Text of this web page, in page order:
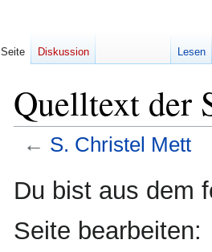
Quelltext der
← S. Christel Mett
Navigation
Suche
Du bist aus dem
Seite bearbeiten:
Seite Diskussion Lesen